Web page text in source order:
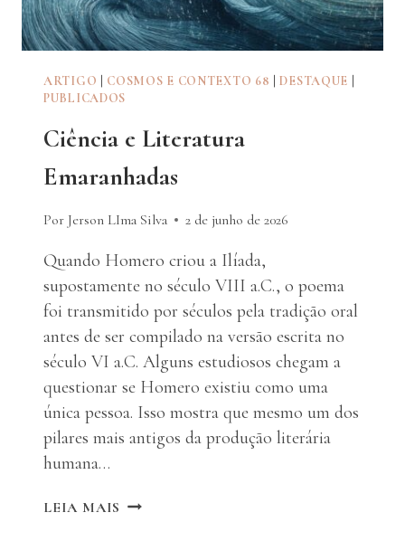
ARTIGO COSMOS E CONTEXTO 68 |DESTAQUE
PUBLICADOS
Ciência e Literatura
Emaranhadas
Por Jerson LIma Silva 2 de junho de 2026
Quando Homero criou a Ilíada,
supostamente no século VIII a.C., o poema
foi transmitido por séculos pela tradição oral
antes de ser compilado na versão escrita no
século VI a.C. Alguns estudiosos chegam a
questionar se Homero existiu como uma
única pessoa. Isso mostra que mesmo um dos
pilares mais antigos da produção literária
humana…
LEIA MAIS CIÊNCIA